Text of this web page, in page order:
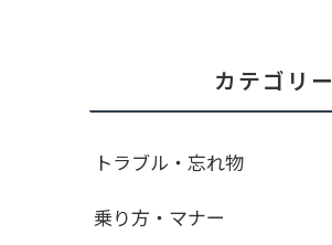
カテゴリー
トラブル・忘れ物
乗り方・マナー